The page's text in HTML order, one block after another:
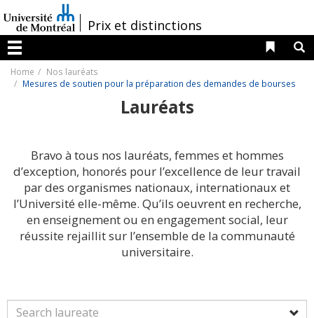
au
contenu
/Prix et distinctions
Menu
Liens
Home
Nos lauréats
Mesures de soutien pour la préparation des demandes de bourses
Lauréats
Bravo à tous nos lauréats, femmes et hommes
d’exception, honorés pour l’excellence de leur travail
par des organismes nationaux, internationaux et
l’Université elle-même. Qu’ils oeuvrent en recherche,
en enseignement ou en engagement social, leur
réussite rejaillit sur l’ensemble de la communauté
universitaire.